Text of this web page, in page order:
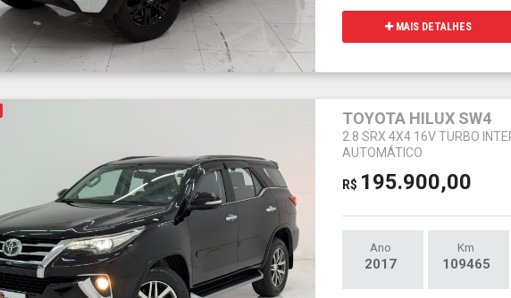
MAIS DETALHES
TOYOTA HILUX SW4
2.8 SRX 4X4 16V TURBO
AUTOMÁTICO
R$ 195.900,00
Ano
2017
Km
109465